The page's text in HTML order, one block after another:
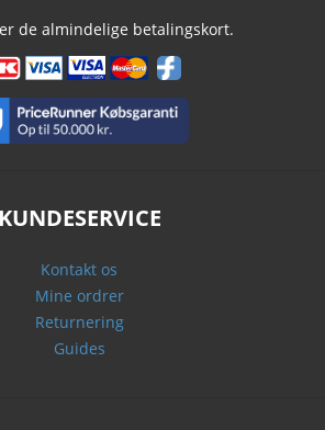
de almindelige betalingskort.
KUNDESERVICE
Kontakt os
Mine ordrer
Returnering
Guides